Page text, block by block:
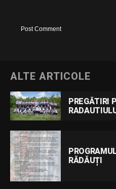
ALTE ARTICOLE
PREGĂTIRI
RĂDĂUȚI